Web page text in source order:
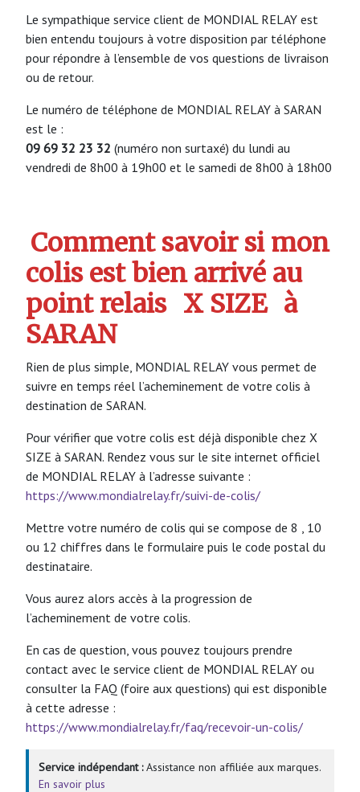
Le sympathique service client de MONDIAL RELAY est
bien entendu toujours à votre disposition par téléphone
pour répondre à l’ensemble de vos questions de livraison
ou de retour.
Le numéro de téléphone de MONDIAL RELAY à SARAN
est le :
09 69 32 23 32 (numéro non surtaxé) du lundi au
vendredi de 8h00 à 19h00 et le samedi de 8h00 à 18h00
Comment savoir si mon
colis est bien arrivé au
point relais X SIZE à
SARAN
Rien de plus simple, MONDIAL RELAY vous permet de
suivre en temps réel l’acheminement de votre colis à
destination de SARAN.
Pour vérifier que votre colis est déjà disponible chez X
SIZE à SARAN. Rendez vous sur le site internet officiel
de MONDIAL RELAY à l’adresse suivante :
https://www.mondialrelay.fr/suivi-de-colis/
Mettre votre numéro de colis qui se compose de 8 , 10
ou 12 chiffres dans le formulaire puis le code postal du
destinataire.
Vous aurez alors accès à la progression de
l’acheminement de votre colis.
En cas de question, vous pouvez toujours prendre
contact avec le service client de MONDIAL RELAY ou
consulter la FAQ (foire aux questions) qui est disponible
à cette adresse :
https://www.mondialrelay.fr/faq/recevoir-un-colis/
Service indépendant :Assistance non affiliée aux marques.
En savoir plus